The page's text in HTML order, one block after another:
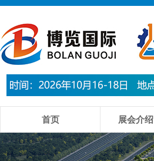
首页 展会介绍